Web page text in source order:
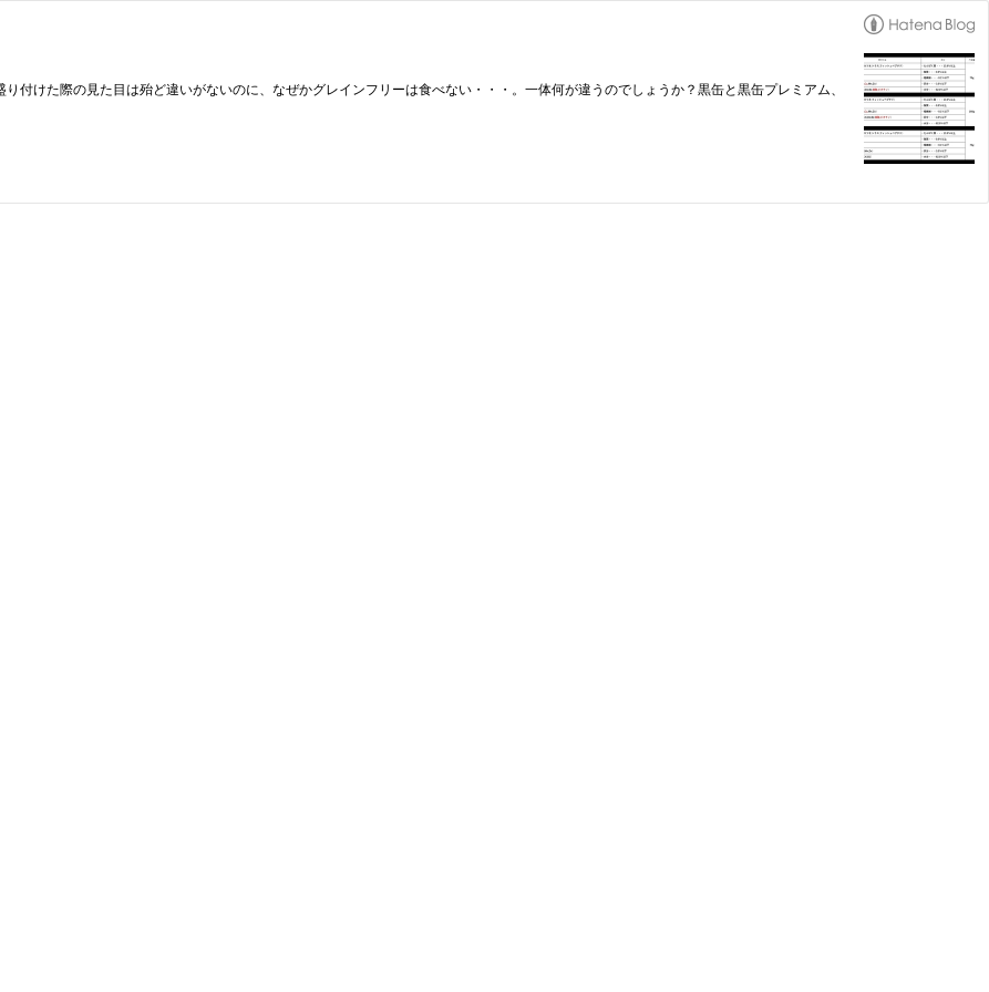
付けた際の見た目は殆ど違いがないのに、なぜかグレインフリーは食べない・・・。一体何が違うのでしょうか？黒缶と黒缶プレミアム、